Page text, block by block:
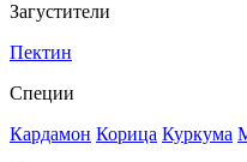
Загустители
Пектин
Специи
Кардамон Корица Куркума